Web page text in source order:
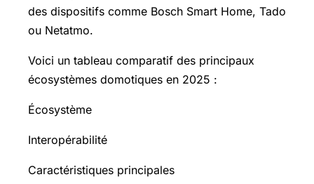
des dispositifs comme Bosch Smart Home, Tado
ou Netatmo.
Voici un tableau comparatif des principaux
écosystèmes domotiques en 2025 :
Écosystème
Interopérabilité
Caractéristiques principales